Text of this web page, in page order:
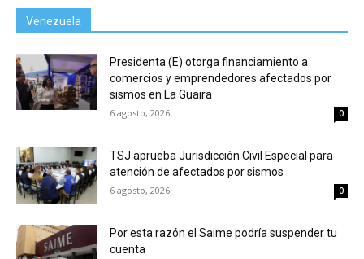
Venezuela
Presidenta (E) otorga financiamiento a
comercios y emprendedores afectados por
sismos en La Guaira
6 agosto, 2026 0
TSJ aprueba Jurisdicción Civil Especial para
atención de afectados por sismos
6 agosto, 2026 0
Por esta razón el Saime podría suspender tu
cuenta